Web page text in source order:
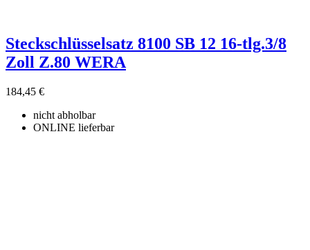
Steckschlüsselsatz 8100 SB 12 16-tlg.3/8
Zoll Z.80 WERA
184,45 €
nicht abholbar
ONLINE lieferbar